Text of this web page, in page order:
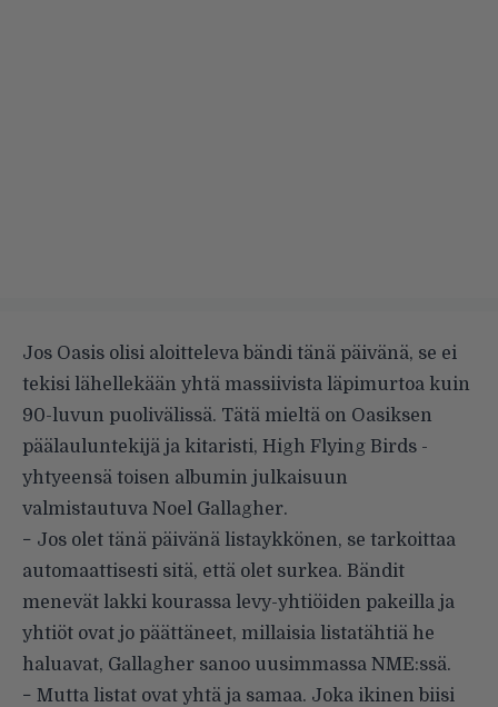
Jos Oasis olisi aloitteleva bändi tänä päivänä, se ei
tekisi lähellekään yhtä massiivista läpimurtoa kuin
90-luvun puolivälissä. Tätä mieltä on Oasiksen
päälauluntekijä ja kitaristi, High Flying Birds -
yhtyeensä toisen albumin julkaisuun
valmistautuva Noel Gallagher.
− Jos olet tänä päivänä listaykkönen, se tarkoittaa
automaattisesti sitä, että olet surkea. Bändit
menevät lakki kourassa levy-yhtiöiden pakeilla ja
yhtiöt ovat jo päättäneet, millaisia listatähtiä he
haluavat, Gallagher sanoo uusimmassa NME:ssä.
− Mutta listat ovat yhtä ja samaa. Joka ikinen biisi